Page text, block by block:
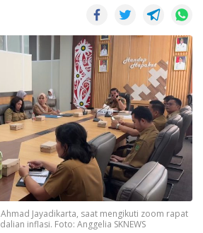
Jayadikarta, saat mengikuti zoom rapat
inflasi. Foto: Anggelia SKNEWS